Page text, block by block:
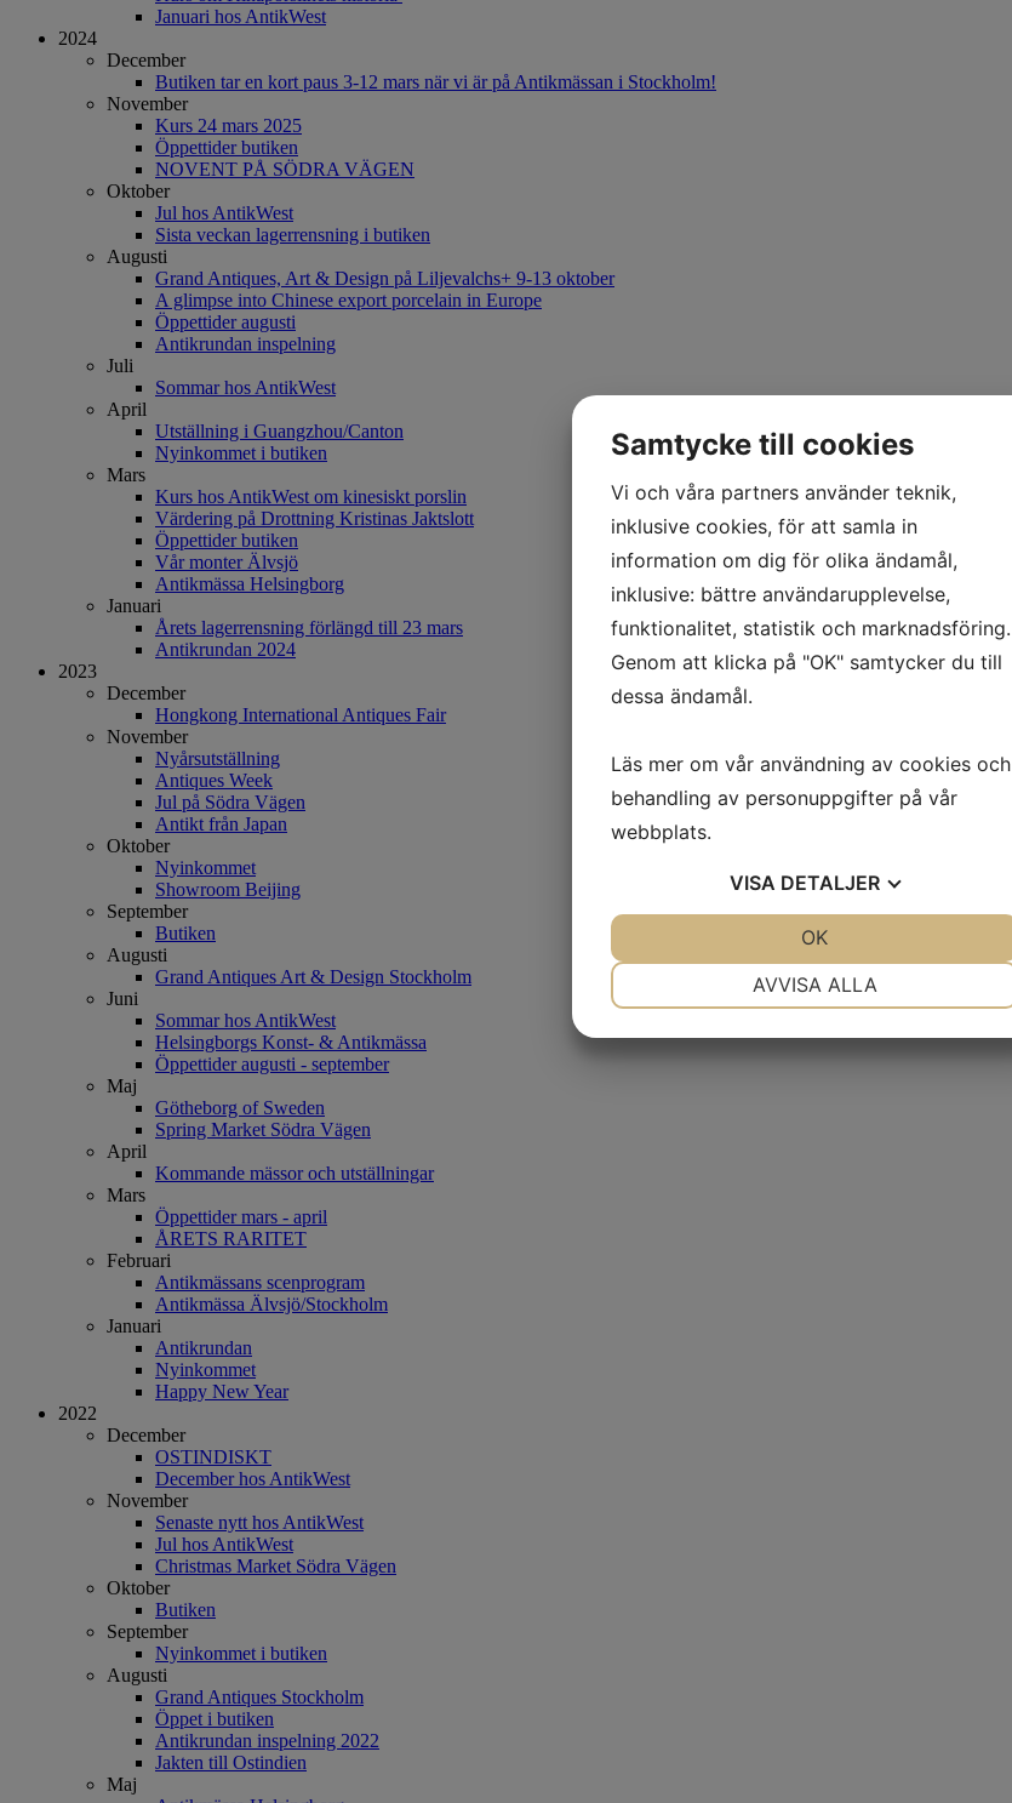
Januari hos AntikWest
2024
December
Butiken tar en kort paus 3-12 mars när vi är på Antikmässan i Stockholm!
November
Kurs 24 mars 2025
Öppettider butiken
NOVENT PÅ SÖDRA VÄGEN
Oktober
Jul hos AntikWest
Sista veckan lagerrensning i butiken
Augusti
Grand Antiques, Art & Design på Liljevalchs+ 9-13 oktober
A glimpse into Chinese export porcelain in Europe
Öppettider augusti
Antikrundan inspelning
Juli
Sommar hos AntikWest
April
Utställning i Guangzhou/Canton
Nyinkommet i butiken
Mars
Kurs hos AntikWest om kinesiskt porslin
Värdering på Drottning Kristinas Jaktslott
Öppettider butiken
Vår monter Älvsjö
Antikmässa Helsingborg
Januari
Årets lagerrensning förlängd till 23 mars
Antikrundan 2024
2023
December
Hongkong International Antiques Fair
November
Nyårsutställning
Antiques Week
Jul på Södra Vägen
Antikt från Japan
Oktober
Nyinkommet
Showroom Beijing
September
Butiken
Augusti
Grand Antiques Art & Design Stockholm
Juni
Sommar hos AntikWest
Helsingborgs Konst- & Antikmässa
Öppettider augusti - september
Maj
Götheborg of Sweden
Spring Market Södra Vägen
April
Kommande mässor och utställningar
Mars
Öppettider mars - april
ÅRETS RARITET
Februari
Antikmässans scenprogram
Antikmässa Älvsjö/Stockholm
Januari
Antikrundan
Nyinkommet
Happy New Year
2022
December
OSTINDISKT
December hos AntikWest
November
Senaste nytt hos AntikWest
Jul hos AntikWest
Christmas Market Södra Vägen
Oktober
Butiken
September
Nyinkommet i butiken
Augusti
Grand Antiques Stockholm
Öppet i butiken
Antikrundan inspelning 2022
Jakten till Ostindien
Maj
Samtycke till cookies
Vi och våra partners använder teknik,
inklusive cookies, för att samla in
information om dig för olika ändamål,
inklusive: bättre användarupplevelse,
funktionalitet, statistik och marknadsföring.
Genom att klicka på "OK" samtycker du till
dessa ändamål.
Läs mer om vår användning av cookies och
behandling av personuppgifter på vår
webbplats.
VISA DETALJER
AVVISA ALLA
OK